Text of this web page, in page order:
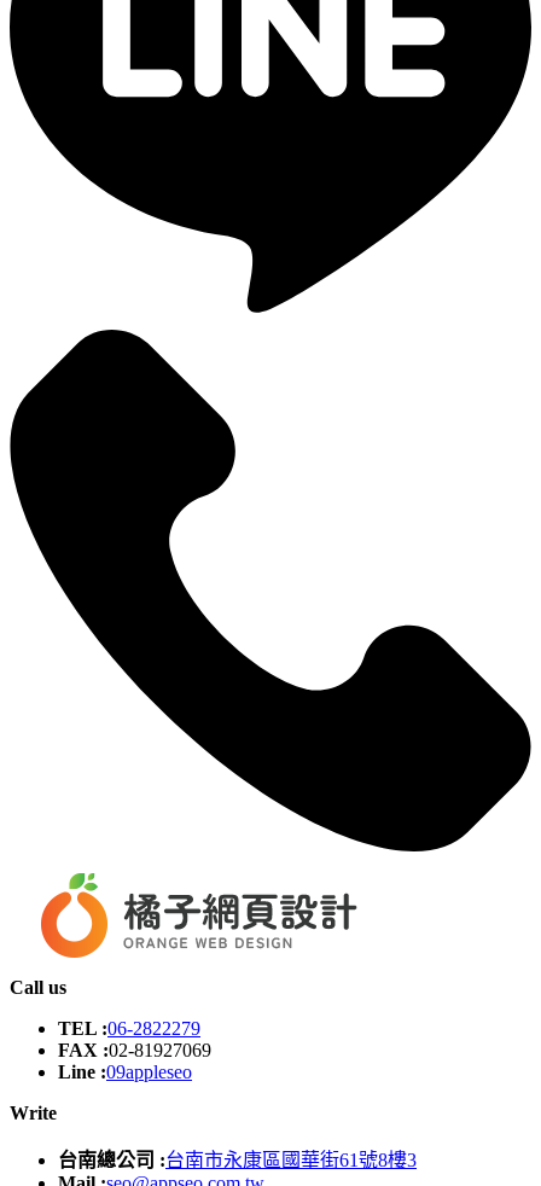
Call us
TEL :06-2822279
FAX :02-81927069
Line :09appleseo
Write
台南總公司 :台南市永康區國華街61號8樓3